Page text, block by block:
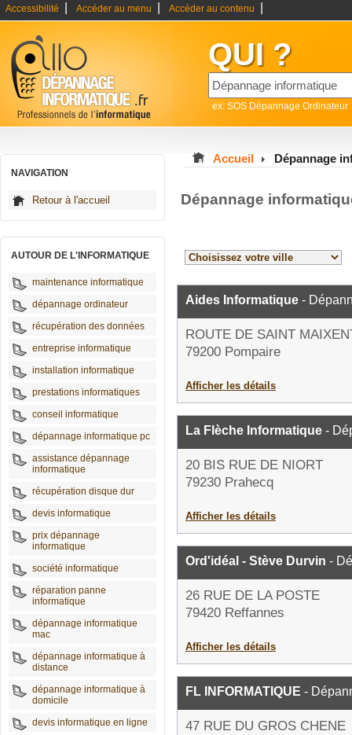
Accessibilité Accéder au menu Accéder au contenu
QUI ?
ex: SOS Dépannage Ordinateur
NAVIGATION
Retour à l'accueil
AUTOUR DE L'INFORMATIQUE
maintenance informatique
dépannage ordinateur
récupération des données
entreprise informatique
installation informatique
prestations informatiques
conseil informatique
dépannage informatique pc
assistance dépannage
informatique
récupération disque dur
devis informatique
prix dépannage
informatique
société informatique
réparation panne
informatique
dépannage informatique
mac
dépannage informatique à
distance
dépannage informatique à
domicile
devis informatique en ligne
Accueil Dépannage
Dépannage
Aides Informatique -
ROUTE DE SAINT
79200 Pompaire
Afficher les détails
La Flèche Informatique -
20 BIS RUE DE NIORT
79230 Prahecq
Afficher les détails
Ord'idéal - Stève Durvin -
26 RUE DE LA POSTE
79420 Reffannes
Afficher les détails
FL INFORMATIQUE -
47 RUE DU GROS CHENE